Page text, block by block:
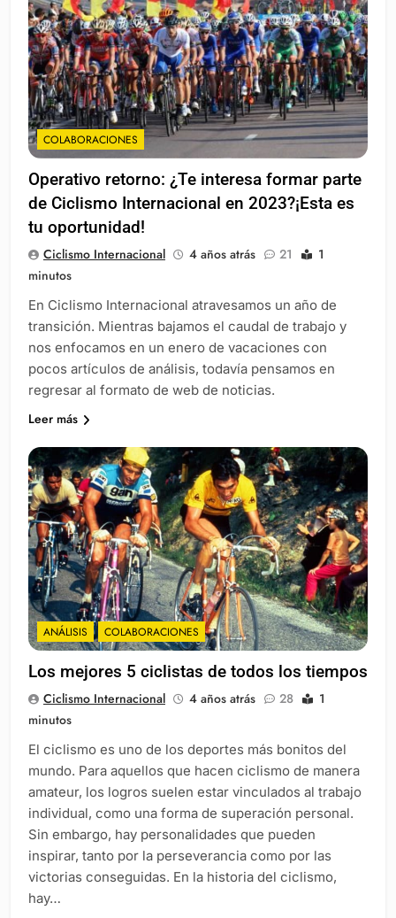
COLABORACIONES
Operativo retorno: ¿Te interesa formar parte
de Ciclismo Internacional en 2023?¡Esta es
tu oportunidad!
Ciclismo Internacional 4 años atrás 21
1
minutos
En Ciclismo Internacional atravesamos un año de
transición. Mientras bajamos el caudal de trabajo y
nos enfocamos en un enero de vacaciones con
pocos artículos de análisis, todavía pensamos en
regresar al formato de web de noticias.
Leer más
ANÁLISIS COLABORACIONES
Los mejores 5 ciclistas de todos los tiempos
Ciclismo Internacional 4 años atrás 28
1
minutos
El ciclismo es uno de los deportes más bonitos del
mundo. Para aquellos que hacen ciclismo de manera
amateur, los logros suelen estar vinculados al trabajo
individual, como una forma de superación personal.
Sin embargo, hay personalidades que pueden
inspirar, tanto por la perseverancia como por las
victorias conseguidas. En la historia del ciclismo,
hay…